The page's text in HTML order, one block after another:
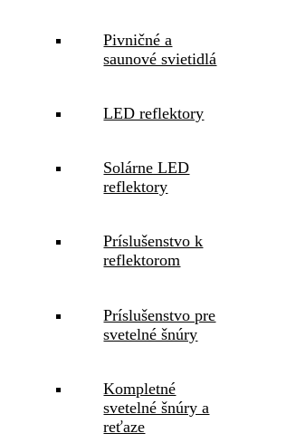
Pivničné a
saunové svietidlá
LED reflektory
Solárne LED
reflektory
Príslušenstvo k
reflektorom
Príslušenstvo pre
svetelné šnúry
Kompletné
svetelné šnúry a
reťaze